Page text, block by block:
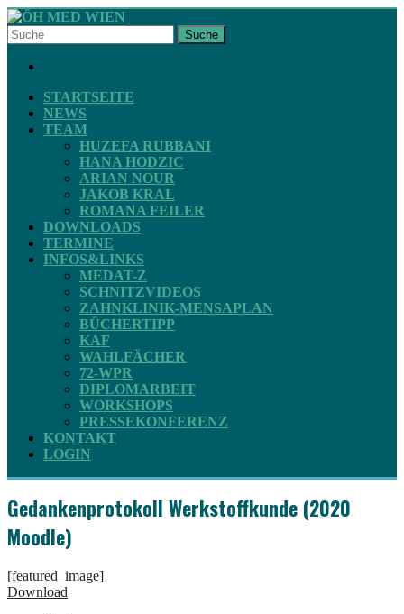
Skip
to
content
ÖH
MED
WIEN
ZAHNMEDIZIN
Suche
STARTSEITE
NEWS
TEAM
HUZEFA RUBBANI
HANA HODZIC
ARIAN NOUR
JAKOB KRAL
ROMANA FEILER
DOWNLOADS
TERMINE
INFOS&LINKS
MEDAT-Z
SCHNITZVIDEOS
ZAHNKLINIK-MENSAPLAN
BÜCHERTIPP
KAF
WAHLFÄCHER
72-WPR
DIPLOMARBEIT
WORKSHOPS
PRESSEKONFERENZ
KONTAKT
LOGIN
Gedankenprotokoll Werkstoffkunde (2020
Moodle)
[featured_image]
Download